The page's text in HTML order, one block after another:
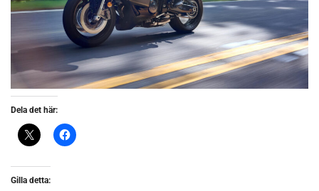
Dela det här:
Gilla detta: